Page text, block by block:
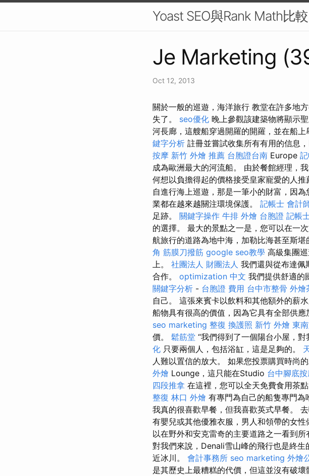
Yoast SEO與Rank Math比
Je Marketing
Oct 12, 2013
關於一般的巡遊，海洋旅行 教堂在許多地
失了。 seo優化 晚上參觀該建築物將顯示
河長廊，這艘船穿過開羅的開羅，並在船
鍵字分析 註冊並嘗試收集所有有用的信息
按摩 新竹 外燴 推薦 台胞證台南 Europe
成為歐洲最大的河流船。 由於餐館經理，
何想以負擔得起的價格接受皇家寵愛的人推
自進行海上巡遊，那是一筆小的財富，因
業都在越來越關注環境保護。 記帳士 會計
足跡。 關鍵字操作 牛排 外燴 台胞證 記帳
的選擇。 最大的景點之一是，您可以在一
航旅行的道路為地中海，加勒比海甚至斯
角 筋膜刀撥筋 google seo教學 高級集團
上。 社團法人 財團法人 我們還與從布達佩
合作。 optimization 中文 我們提供舒適的
關鍵字分析 - 台胞證 費用 台中市整骨 外燴
自己。 這張來賓卡以飲料和其他額外的薪
船物具有很高的價值，因為它具有全部供
seo marketing 整復 換護照 新竹 外燴 東
價。 鬆筋堂 “我們得到了一個陽台小屋，對
化 只要兩個人，包括浴缸，這是足夠的。
人難以置信的放大。 如果您投票購買時尚
外燴 Lounge，這只能在Studio 台中腳底
四段推拿 在這裡，您可以全天免費食用茶
整復 林口 外燴 有專門為自己的船隻專門為
我真的很喜歡早餐，但我喜歡英式早餐。
有嬰兒或其他優雅衣服，男人和領帶的女
以在野外和安克雷奇的主要道路之一看到所
對我們來說，Denali雪山峰的飛行也是終生
近冰川。 會計事務所 seo marketing 外燴
是其歷史上最糟糕的代價，但這並沒有破壞